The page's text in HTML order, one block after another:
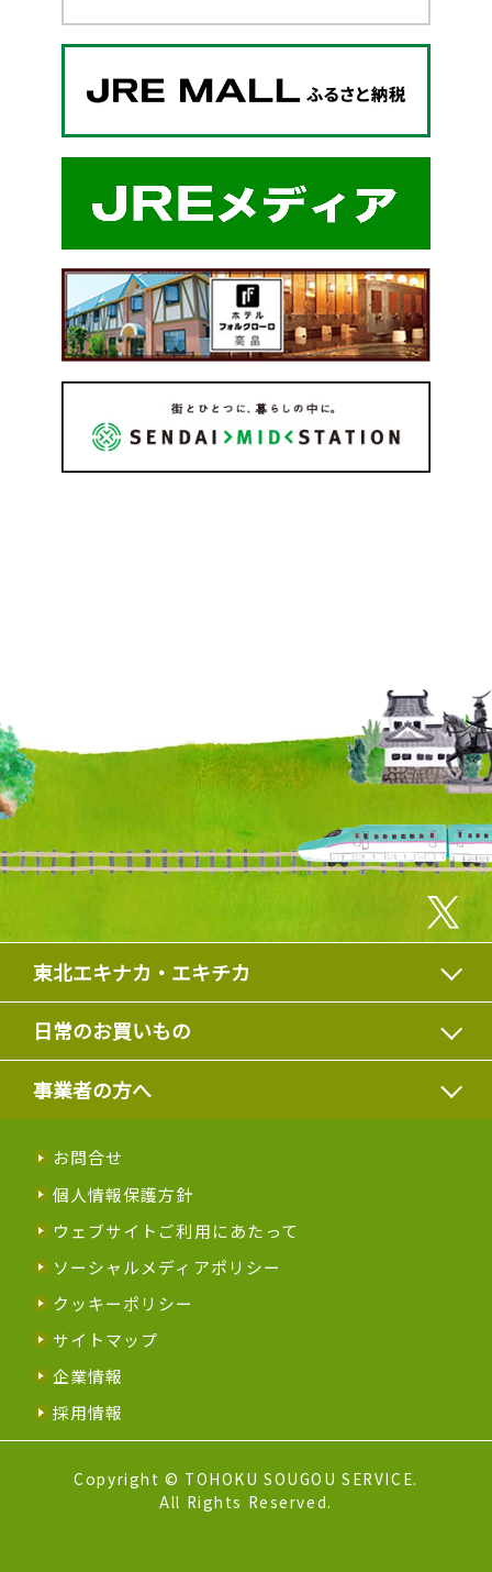
東北エキナカ・エキチカ
日常のお買いもの
事業者の方へ
お問合せ
個人情報保護方針
ウェブサイトご利用にあたって
ソーシャルメディアポリシー
クッキーポリシー
サイトマップ
企業情報
採用情報
Copyright © TOHOKU SOUGOU SERVICE.
All Rights Reserved.